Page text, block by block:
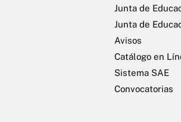
Junta de
Junta de
Avisos
Catálogo en
Sistema SAE
Convocatorias